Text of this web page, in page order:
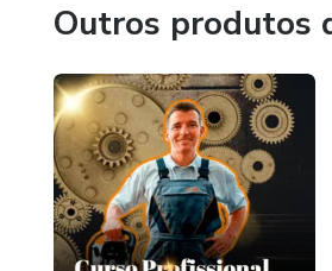
Outros produtos